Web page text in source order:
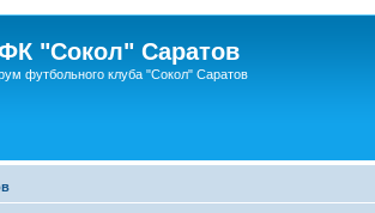
"Сокол" Саратов
футбольного клуба "Сокол" Саратов